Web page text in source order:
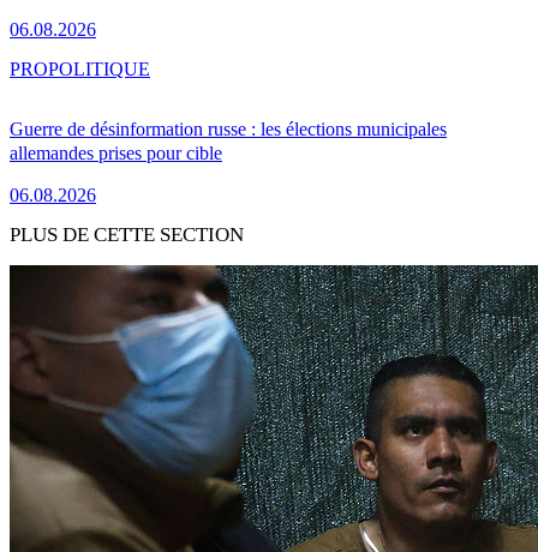
06.08.2026
Guerre de désinformation russe : les élections municipales
allemandes prises pour cible
06.08.2026
PROPOLITIQUE
PLUS DE CETTE SECTION